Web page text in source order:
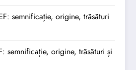
semnificație, origine, trăsături
semnificație, origine, trăsături și